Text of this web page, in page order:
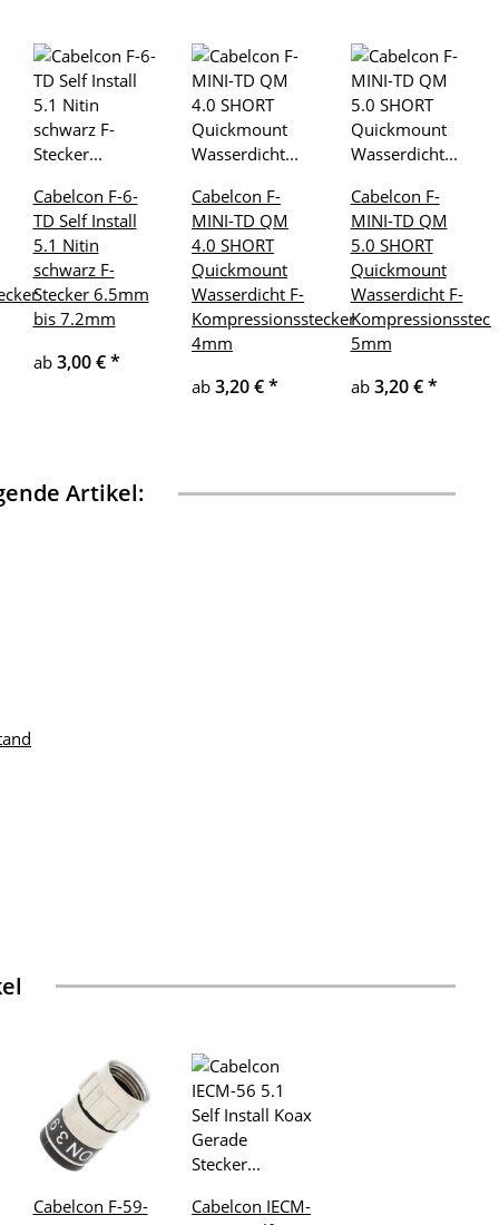
Cabelcon F-6-
TD Self Install
5.1 Nitin
schwarz F-
Stecker 6.5mm
bis 7.2mm
ab 3,00 €*
Cabelcon F-
MINI-TD QM
4.0 SHORT
Quickmount
Wasserdicht F-
Kompressionsstecker
4mm
ab 3,20 €*
Cabelcon F-
MINI-TD QM
5.0 SHORT
Quickmount
Wasserdicht F-
5mm
ab 3,20 €*
Artikel:
Cabelcon F-59-
Cabelcon IECM-